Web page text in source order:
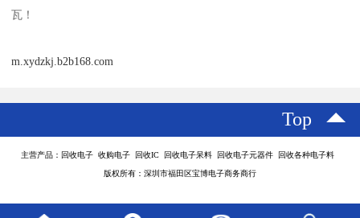
瓦！
m.xydzkj.b2b168.com
Top
主营产品：回收电子 收购电子 回收IC 回收电子呆料 回收电子元器件 回收各种电子料
版权所有：深圳市福田区宝博电子商务商行